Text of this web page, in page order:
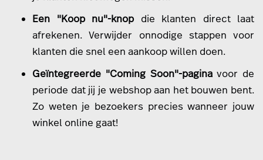
Een "Koop nu"-knopdie klanten direct laat
afrekenen. Verwijder onnodige stappen voor
klanten die snel een aankoop willen doen.
Geïntegreerde "Coming Soon"-paginavoor de
periode dat jij je webshop aan het bouwen bent.
Zo weten je bezoekers precies wanneer jouw
winkel online gaat!